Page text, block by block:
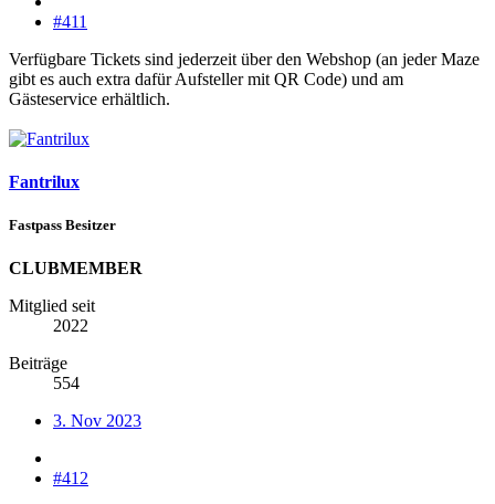
#411
Verfügbare Tickets sind jederzeit über den Webshop (an jeder Maze
gibt es auch extra dafür Aufsteller mit QR Code) und am
Gästeservice erhältlich.
Fantrilux
Fastpass Besitzer
CLUBMEMBER
Mitglied seit
2022
Beiträge
554
3. Nov 2023
#412